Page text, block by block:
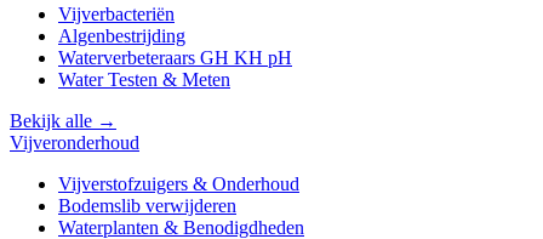
Vijverbacteriën
Algenbestrijding
Waterverbeteraars GH KH pH
Water Testen & Meten
Bekijk alle →
Vijveronderhoud
Vijverstofzuigers & Onderhoud
Bodemslib verwijderen
Waterplanten & Benodigdheden